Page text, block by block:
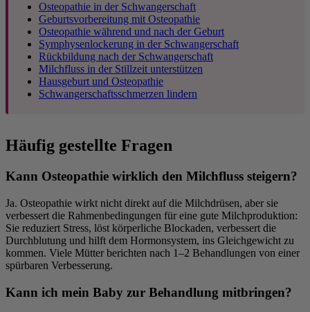
Osteopathie in der Schwangerschaft
Geburtsvorbereitung mit Osteopathie
Osteopathie während und nach der Geburt
Symphysenlockerung in der Schwangerschaft
Rückbildung nach der Schwangerschaft
Milchfluss in der Stillzeit unterstützen
Hausgeburt und Osteopathie
Schwangerschaftsschmerzen lindern
Häufig gestellte Fragen
Kann Osteopathie wirklich den Milchfluss steigern?
Ja. Osteopathie wirkt nicht direkt auf die Milchdrüsen, aber sie
verbessert die Rahmenbedingungen für eine gute Milchproduktion:
Sie reduziert Stress, löst körperliche Blockaden, verbessert die
Durchblutung und hilft dem Hormonsystem, ins Gleichgewicht zu
kommen. Viele Mütter berichten nach 1–2 Behandlungen von einer
spürbaren Verbesserung.
Kann ich mein Baby zur Behandlung mitbringen?